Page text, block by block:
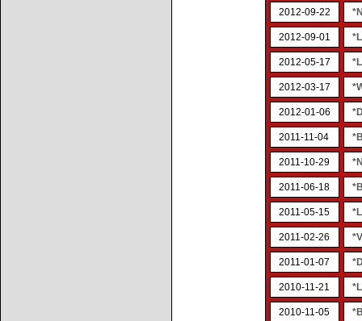
2012-09-22
2012-09-01
2012-05-17
2012-03-17
2012-01-06
2011-11-04
2011-10-29
2011-06-18
2011-05-15
2011-02-26
2011-01-07
2010-11-21
2010-11-05